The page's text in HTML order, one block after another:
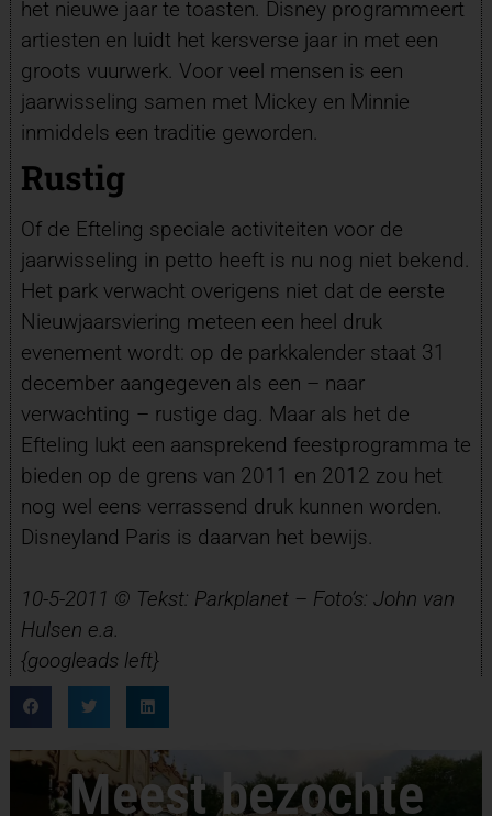
het nieuwe jaar te toasten. Disney programmeert
artiesten en luidt het kersverse jaar in met een
groots vuurwerk. Voor veel mensen is een
jaarwisseling samen met Mickey en Minnie
inmiddels een traditie geworden.
Rustig
Of de Efteling speciale activiteiten voor de
jaarwisseling in petto heeft is nu nog niet bekend.
Het park verwacht overigens niet dat de eerste
Nieuwjaarsviering meteen een heel druk
evenement wordt: op de parkkalender staat 31
december aangegeven als een – naar
verwachting – rustige dag. Maar als het de
Efteling lukt een aansprekend feestprogramma te
bieden op de grens van 2011 en 2012 zou het
nog wel eens verrassend druk kunnen worden.
Disneyland Paris is daarvan het bewijs.
10-5-2011 © Tekst: Parkplanet – Foto’s: John van
Hulsen e.a.
{googleads left}
Meest bezochte